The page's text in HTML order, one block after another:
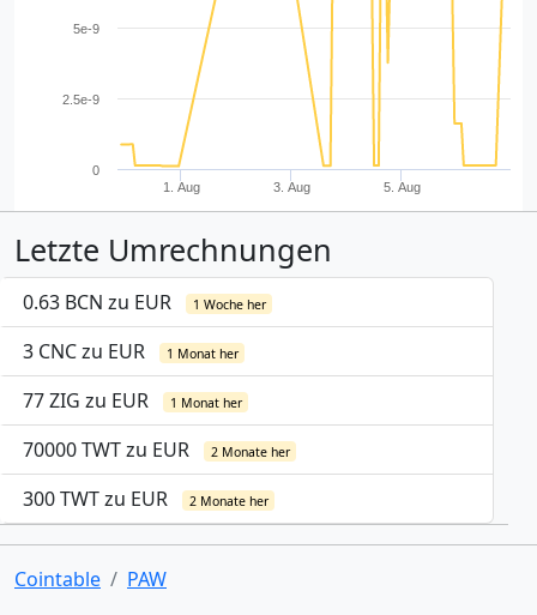
1. Aug 3. Aug 5. Aug
0
2.5e-9
5e-9
Letzte Umrechnungen
0.63 BCN zu EUR 1 Woche her
3 CNC zu EUR 1 Monat her
77 ZIG zu EUR 1 Monat her
70000 TWT zu EUR 2 Monate her
300 TWT zu EUR 2 Monate her
Cointable PAW